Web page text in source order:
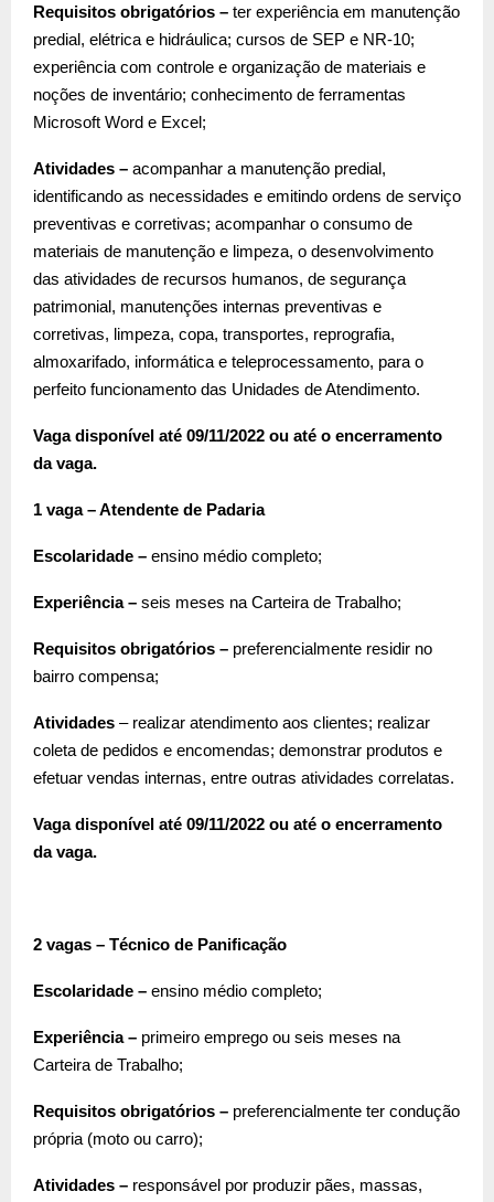
Requisitos obrigatórios – ter experiência em manutenção
predial, elétrica e hidráulica; cursos de SEP e NR-10;
experiência com controle e organização de materiais e
noções de inventário; conhecimento de ferramentas
Microsoft Word e Excel;
Atividades – acompanhar a manutenção predial,
identificando as necessidades e emitindo ordens de serviço
preventivas e corretivas; acompanhar o consumo de
materiais de manutenção e limpeza, o desenvolvimento
das atividades de recursos humanos, de segurança
patrimonial, manutenções internas preventivas e
corretivas, limpeza, copa, transportes, reprografia,
almoxarifado, informática e teleprocessamento, para o
perfeito funcionamento das Unidades de Atendimento.
Vaga disponível até 09/11/2022 ou até o encerramento
da vaga.
1 vaga – Atendente de Padaria
Escolaridade – ensino médio completo;
Experiência – seis meses na Carteira de Trabalho;
Requisitos obrigatórios – preferencialmente residir no
bairro compensa;
Atividades – realizar atendimento aos clientes; realizar
coleta de pedidos e encomendas; demonstrar produtos e
efetuar vendas internas, entre outras atividades correlatas.
Vaga disponível até 09/11/2022 ou até o encerramento
da vaga.
2 vagas – Técnico de Panificação
Escolaridade – ensino médio completo;
Experiência – primeiro emprego ou seis meses na
Carteira de Trabalho;
Requisitos obrigatórios – preferencialmente ter condução
própria (moto ou carro);
Atividades – responsável por produzir pães, massas,